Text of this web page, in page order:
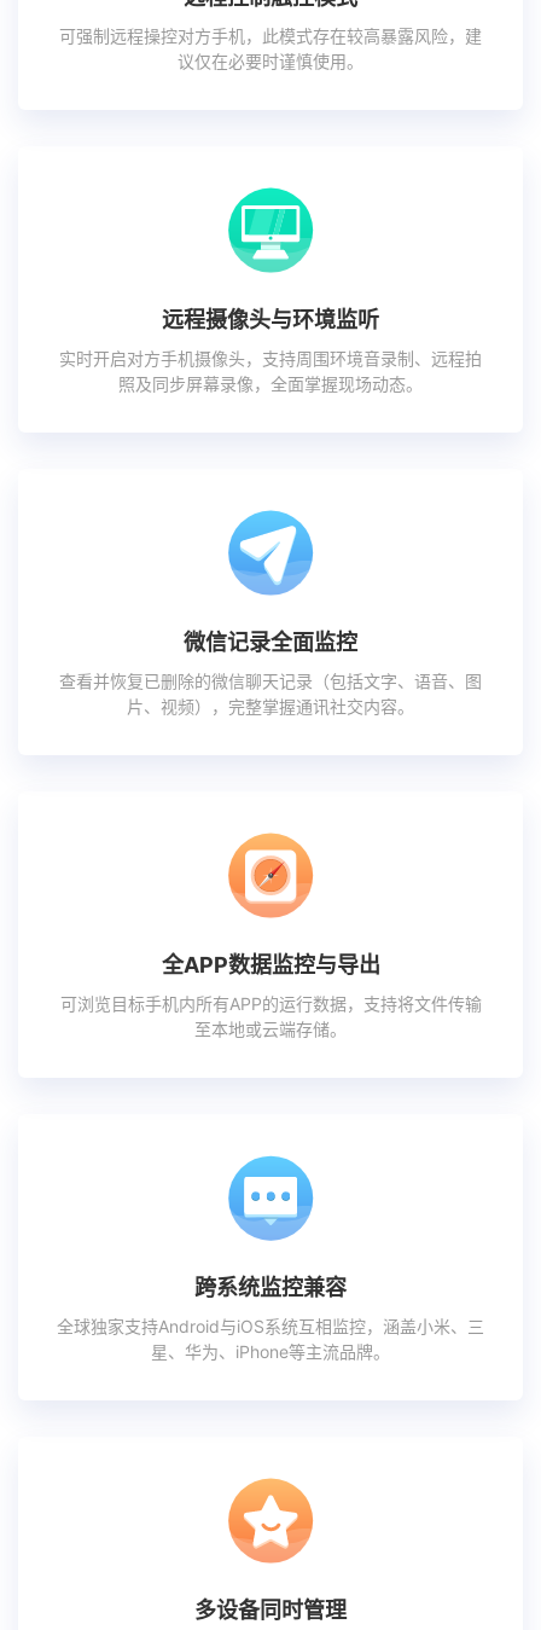
可强制远程操控对方手机，此模式存在较高暴露风险，建
议仅在必要时谨慎使用。
远程摄像头与环境监听
实时开启对方手机摄像头，支持周围环境音录制、远程拍
照及同步屏幕录像，全面掌握现场动态。
微信记录全面监控
查看并恢复已删除的微信聊天记录（包括文字、语音、图
片、视频），完整掌握通讯社交内容。
全APP数据监控与导出
可浏览目标手机内所有APP的运行数据，支持将文件传输
至本地或云端存储。
跨系统监控兼容
全球独家支持Android与iOS系统互相监控，涵盖小米、三
星、华为、iPhone等主流品牌。
多设备同时管理